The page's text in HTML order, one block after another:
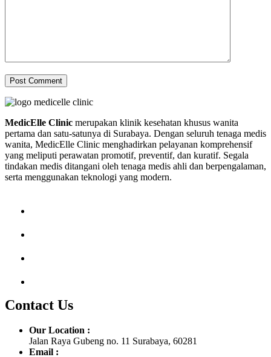
MedicElle Clinic merupakan klinik kesehatan khusus wanita
pertama dan satu-satunya di Surabaya. Dengan seluruh tenaga medis
wanita, MedicElle Clinic menghadirkan pelayanan komprehensif
yang meliputi perawatan promotif, preventif, dan kuratif. Segala
tindakan medis ditangani oleh tenaga medis ahli dan berpengalaman,
serta menggunakan teknologi yang modern.
Contact Us
Our Location :
Jalan Raya Gubeng no. 11 Surabaya, 60281
Email :